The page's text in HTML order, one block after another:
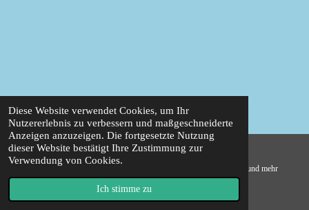
Diese Website verwendet Cookies, um Ihr
Nutzererlebnis zu verbessern und maßgeschneiderte
Anzeigen anzuzeigen. Die fortgesetzte Nutzung
dieser Website bestätigt Ihre Zustimmung zur
Verwendung von Cookies.
Ich stimme zu
© 2021 - 2026 Plastic zoo shop - pädagogisch wertvolle Spielzeugtiere und mehr